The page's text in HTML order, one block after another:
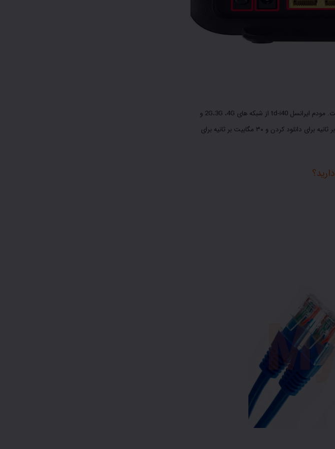
مودم ایرانسل td-i40 از شبکه های 2G،3G ،4G و
مودم ایرانسل TD-i40 امکان استفاده از سرعت ۱۲۰ مگابیت بر ثانیه برای دانلود کردن و ۳۰ مگابیت بر ثانیه برای